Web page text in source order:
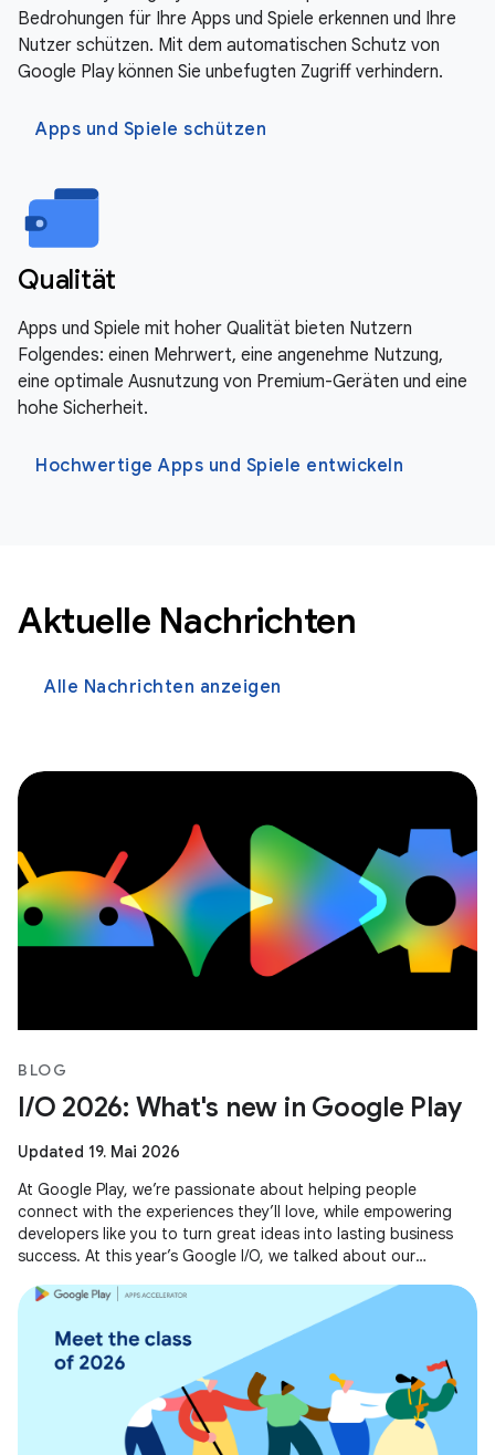
Bedrohungen für Ihre Apps und Spiele erkennen und Ihre
Nutzer schützen. Mit dem automatischen Schutz von
Google Play können Sie unbefugten Zugriff verhindern.
Apps und Spiele schützen
Qualität
Apps und Spiele mit hoher Qualität bieten Nutzern
Folgendes: einen Mehrwert, eine angenehme Nutzung,
eine optimale Ausnutzung von Premium-Geräten und eine
hohe Sicherheit.
Hochwertige Apps und Spiele entwickeln
Aktuelle Nachrichten
Alle Nachrichten anzeigen
BLOG
I/O 2026: What's new in Google Play
Updated 19. Mai 2026
At Google Play, we’re passionate about helping people
connect with the experiences they’ll love, while empowering
developers like you to turn great ideas into lasting business
success. At this year’s Google I/O, we talked about our